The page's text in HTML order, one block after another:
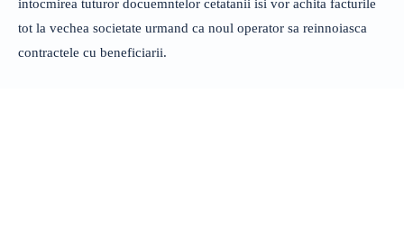
intocmirea tuturor docuemntelor cetatanii isi vor achita facturile
tot la vechea societate urmand ca noul operator sa reinnoiasca
contractele cu beneficiarii.